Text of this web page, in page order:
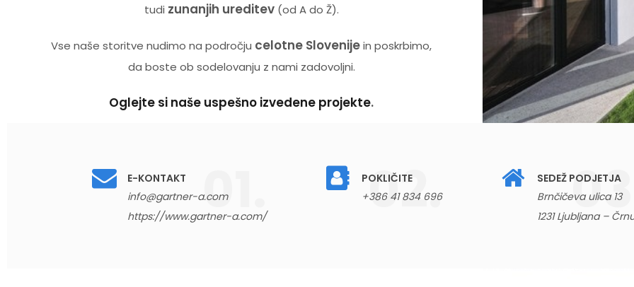
tudi zunanjih ureditev(od A do Ž).
Vse naše storitve nudimo na področju celotne Slovenijein poskrbimo,
da boste ob sodelovanju z nami zadovoljni.
Oglejte si naše uspešno izvedene projekte.
E-KONTAKT
info@gartner-a.com
https://www.gartner-a.com/
POKLIČITE
+386 41 834 696
SEDEŽ PODJETJA
Brnčičeva ulica 13
1231 Ljubljana –